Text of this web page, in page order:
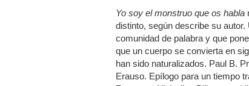
Yo soy el monstruo que os habla
distinto, según describe su
comunidad de palabra y que
que un cuerpo se convierta en
han sido naturalizados. Paul B.
Erauso. Epílogo para un tiempo